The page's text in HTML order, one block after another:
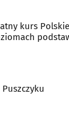
kurs